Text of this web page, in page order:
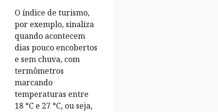
O índice de turismo,
por exemplo, sinaliza
quando acontecem
dias pouco encobertos
e sem chuva, com
termômetros
marcando
temperaturas entre
18 °C e 27 °C, ou seja,